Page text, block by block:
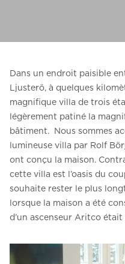
FAQ
Contactez-nous
Dans un endroit paisible
Ljusterö, à quelques
magnifique villa de trois
légèrement patiné la
bâtiment. Nous sommes
lumineuse villa par Rolf
ont conçu la maison.
cette villa est l’oasis du
souhaite rester le plus
lorsque la maison a été
d’un ascenseur Aritco était